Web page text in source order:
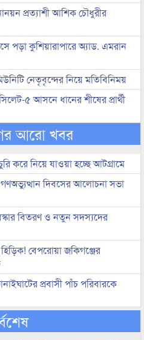
প্রত্যাশী আশিক চৌধুরীর
পড়া কুশিয়ারাপারে অ্যাড. এমরান
নেতৃবৃন্দের নিয়ে মতিবিনিময়
৫ আসনে ধানের শীষের প্রার্থী
আরো খবর
করে নিয়ে যাওয়া হচ্ছে আটগ্রামে
দিবসের আলোচনা সভা
বিতরণ ও নতুন সদস্যদের
বেপরোয়া জকিগঞ্জের
প্রবাসী পাঁচ পরিবারকে